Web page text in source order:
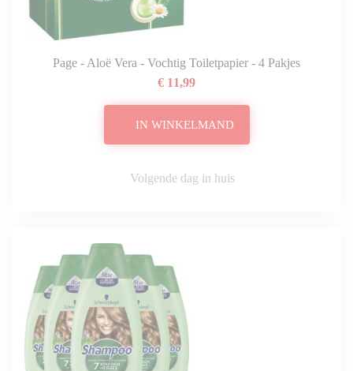
Page - Aloë Vera - Vochtig Toiletpapier - 4 Pakjes
€ 11,99
IN WINKELMAND
Volgende dag in huis